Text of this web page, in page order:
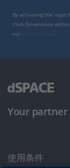
By activating the input
Click Dimensions
our
.
Your
使用条件